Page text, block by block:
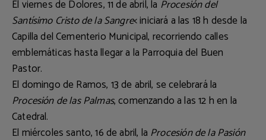
El viernes de Dolores,11 de abril, la Procesión del
Santísimo Cristo de la Sangre<iniciará a las 18 h desde la
Capilla del Cementerio Municipal, recorriendo calles
emblemáticas hasta llegar a la Parroquia del Buen
Pastor.
El domingo de Ramos, 13 de abril, se celebrará la
Procesión de las Palmas, comenzando a las 12 h en la
Catedral.
El miércoles santo, 16 de abril, la Procesión de la Pasión